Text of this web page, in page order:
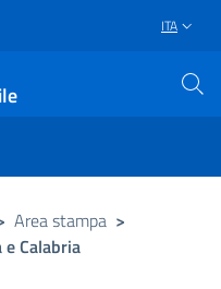
ITA
Area stampa >
Calabria